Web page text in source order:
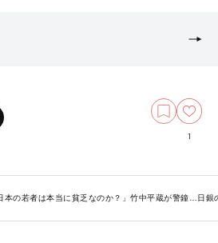
1
本の若者は本当に貧乏なのか？」竹中平蔵が警鐘…日